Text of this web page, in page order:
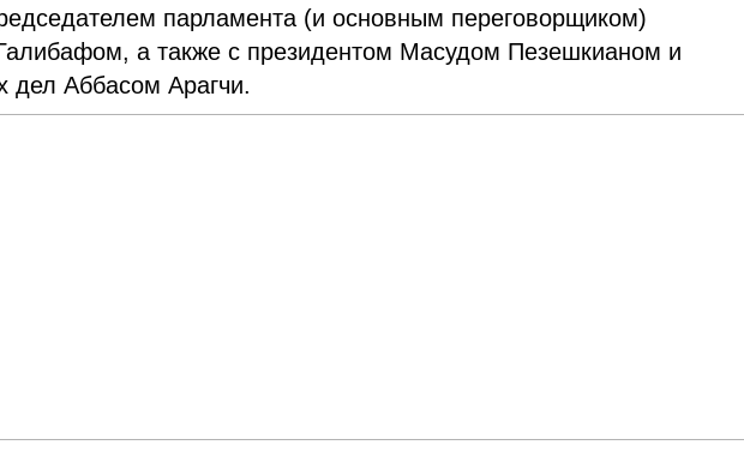
парламента (и основным переговорщиком)
а также с президентом Масудом Пезешкианом и
дел Аббасом Арагчи.